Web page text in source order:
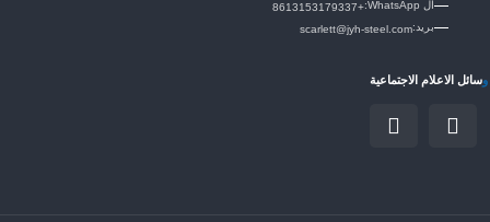
ال WhatsApp:
+8613153179337
بريد:scarlett@jyh-steel.com
وسائل الاعلام الاجتماعية